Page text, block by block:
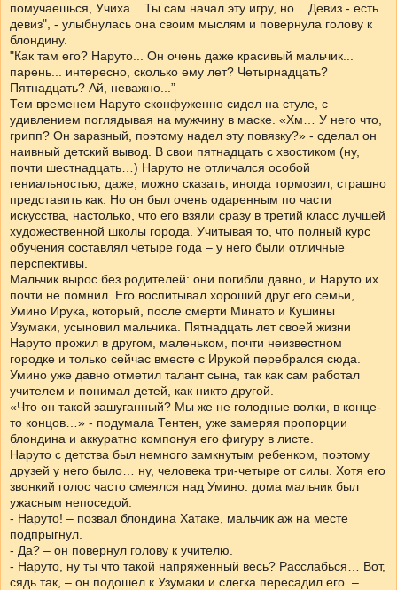
помучаешься, Учиха... Ты сам начал эту игру, но... Девиз - есть
девиз", - улыбнулась она своим мыслям и повернула голову к
блондину.
"Как там его? Наруто... Он очень даже красивый мальчик...
парень... интересно, сколько ему лет? Четырнадцать?
Пятнадцать? Ай, неважно...”
Тем временем Наруто сконфуженно сидел на стуле, с
удивлением поглядывая на мужчину в маске. «Хм… У него что,
грипп? Он заразный, поэтому надел эту повязку?» - сделал он
наивный детский вывод. В свои пятнадцать с хвостиком (ну,
почти шестнадцать…) Наруто не отличался особой
гениальностью, даже, можно сказать, иногда тормозил, страшно
представить как. Но он был очень одаренным по части
искусства, настолько, что его взяли сразу в третий класс лучшей
художественной школы города. Учитывая то, что полный курс
обучения составлял четыре года – у него были отличные
перспективы.
Мальчик вырос без родителей: они погибли давно, и Наруто их
почти не помнил. Его воспитывал хороший друг его семьи,
Умино Ирука, который, после смерти Минато и Кушины
Узумаки, усыновил мальчика. Пятнадцать лет своей жизни
Наруто прожил в другом, маленьком, почти неизвестном
городке и только сейчас вместе с Ирукой перебрался сюда.
Умино уже давно отметил талант сына, так как сам работал
учителем и понимал детей, как никто другой.
«Что он такой зашуганный? Мы же не голодные волки, в конце-
то концов…» - подумала Тентен, уже замеряя пропорции
блондина и аккуратно компонуя его фигуру в листе.
Наруто с детства был немного замкнутым ребенком, поэтому
друзей у него было… ну, человека три-четыре от силы. Хотя его
звонкий голос часто смеялся над Умино: дома мальчик был
ужасным непоседой.
- Наруто! – позвал блондина Хатаке, мальчик аж на месте
подпрыгнул.
- Да? – он повернул голову к учителю.
- Наруто, ну ты что такой напряженный весь? Расслабься… Вот,
сядь так, – он подошел к Узумаки и слегка пересадил его. –